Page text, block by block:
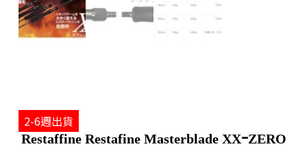
2-6週出貨
Restaffine Restafine Masterblade XXｰZERO